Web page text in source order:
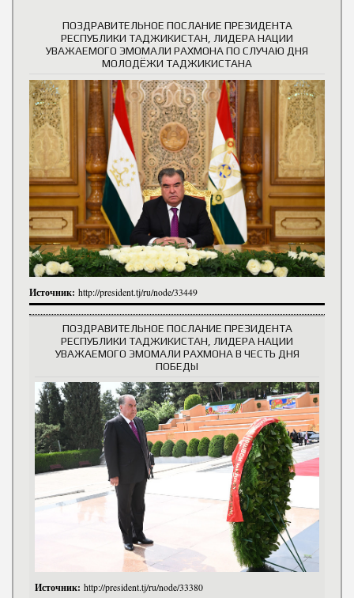
ПОЗДРАВИТЕЛЬНОЕ ПОСЛАНИЕ ПРЕЗИДЕНТА
РЕСПУБЛИКИ ТАДЖИКИСТАН, ЛИДЕРА НАЦИИ
УВАЖАЕМОГО ЭМОМАЛИ РАХМОНА ПО СЛУЧАЮ ДНЯ
МОЛОДЁЖИ ТАДЖИКИСТАНА
Источник: http://president.tj/ru/node/33449
ПОЗДРАВИТЕЛЬНОЕ ПОСЛАНИЕ ПРЕЗИДЕНТА
РЕСПУБЛИКИ ТАДЖИКИСТАН, ЛИДЕРА НАЦИИ
УВАЖАЕМОГО ЭМОМАЛИ РАХМОНА В ЧЕСТЬ ДНЯ
ПОБЕДЫ
Источник: http://president.tj/ru/node/33380